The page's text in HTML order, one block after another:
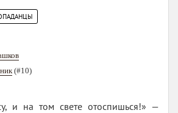
(#10)
и на том свете отоспишься!» —